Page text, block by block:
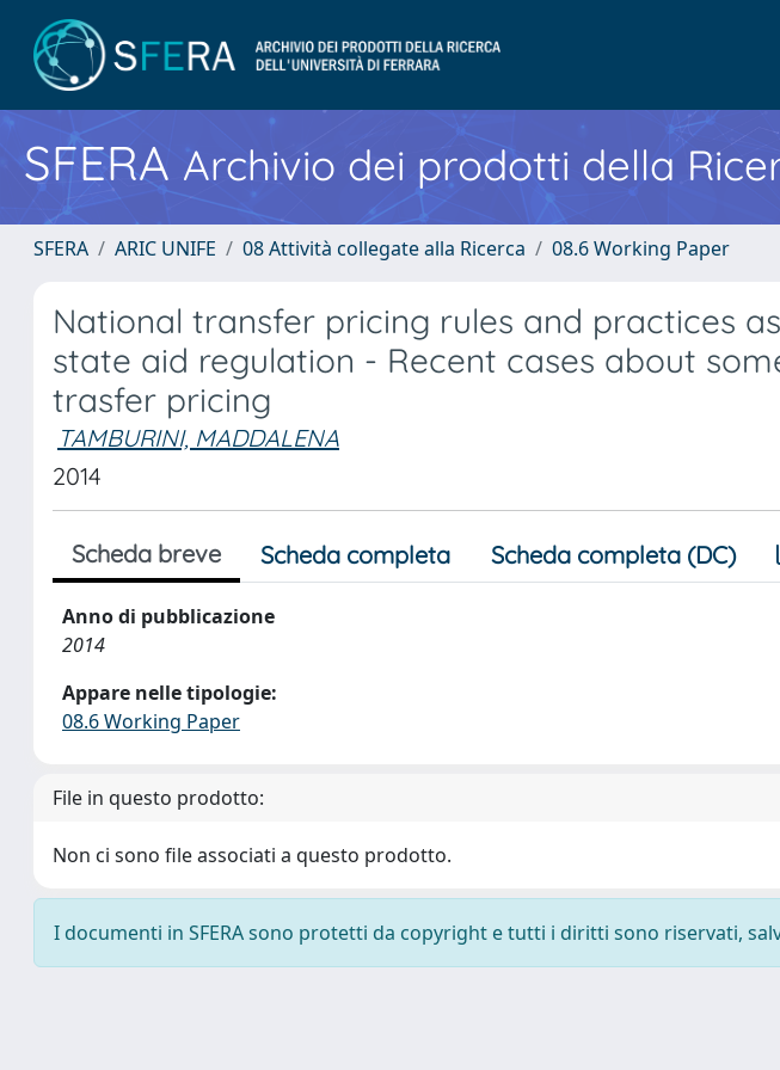
SFERA Archivio dei prodotti della
SFERA ARIC UNIFE 08 Attività collegate alla Ricerca 08.6 Working Paper
National transfer pricing rules and practices
state aid regulation - Recent cases about
trasfer pricing
TAMBURINI, MADDALENA
2014
Scheda breve Scheda completa Scheda completa (DC)
Anno di pubblicazione
2014
Appare nelle tipologie:
08.6 Working Paper
File in questo prodotto:
Non ci sono file associati a questo prodotto.
I documenti in SFERA sono protetti da copyright e tutti i diritti sono riservati,